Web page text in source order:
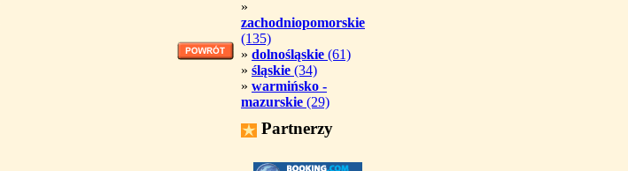
»
zachodniopomorskie
(135)
» dolnośląskie (61)
» śląskie (34)
» warmińsko -
mazurskie (29)
Partnerzy